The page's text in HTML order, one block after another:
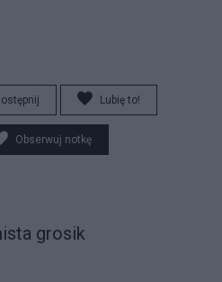
Lubię to!
Obserwuj notkę
grosik